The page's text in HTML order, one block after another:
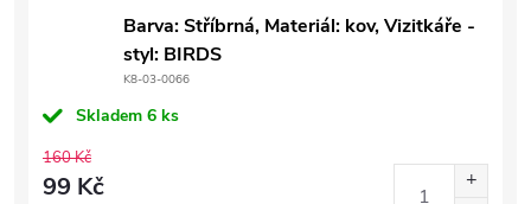
Barva: Stříbrná, Materiál: kov, Vizitkáře -
styl: BIRDS
K8-03-0066
Skladem 6 ks
160 Kč
99 Kč